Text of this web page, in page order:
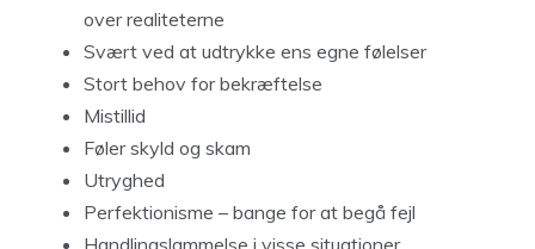
over realiteterne
Svært ved at udtrykke ens egne følelser
Stort behov for bekræftelse
Mistillid
Føler skyld og skam
Utryghed
Perfektionisme – bange for at begå fejl
Handlingslammelse i visse situationer